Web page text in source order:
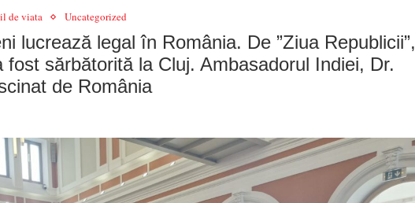
de viata Uncategorized
lucrează legal în România. De ”Ziua Republicii”,
fost sărbătorită la Cluj. Ambasadorul Indiei, Dr.
de România